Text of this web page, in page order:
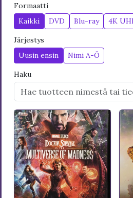
Formaatti
Kaikki
DVD Blu-ray 4K
Järjestys
Uusin ensin
Nimi A-Ö
Haku